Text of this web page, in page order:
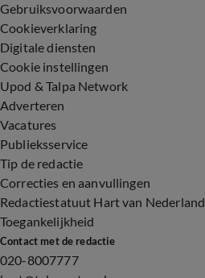
Gebruiksvoorwaarden
Cookieverklaring
Digitale diensten
Cookie instellingen
Upod & Talpa Network
Adverteren
Vacatures
Publieksservice
Tip de redactie
Correcties en aanvullingen
Redactiestatuut Hart van Nederland
Toegankelijkheid
Contact met de redactie
020-8007777